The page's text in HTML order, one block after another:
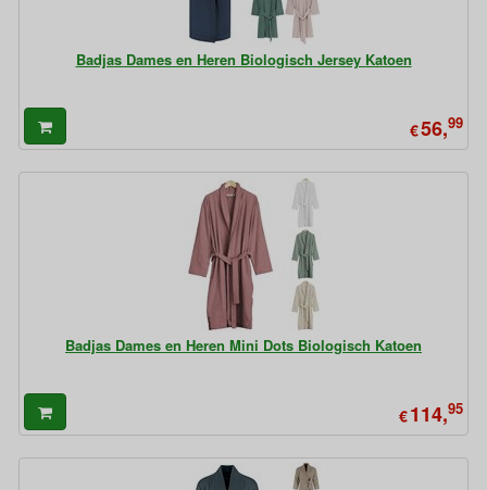
Badjas Dames en Heren Biologisch Jersey Katoen
€56,99
Badjas Dames en Heren Mini Dots Biologisch Katoen
€114,95